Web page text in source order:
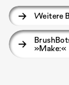
Weitere
»Make:«